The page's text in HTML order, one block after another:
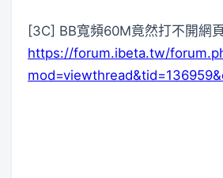
[3C] BB寬頻60M竟然打不開網
https://forum.ibeta.tw/